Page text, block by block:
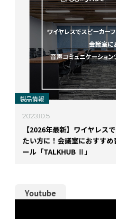
製品情報
2023.10.5
【2026年最新】ワイヤレス
たい方に！会議室におすす
ール「TALKHUB Ⅱ」
Youtube